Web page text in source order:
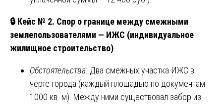
🔒 Кейс № 2. Спор о границе между смежными
землепользователями — ИЖС (индивидуальное
жилищное строительство)
Обстоятельства: Два смежных участка ИЖС в
черте города (каждый площадью по документам
1000 кв. м). Между ними существовал забор из